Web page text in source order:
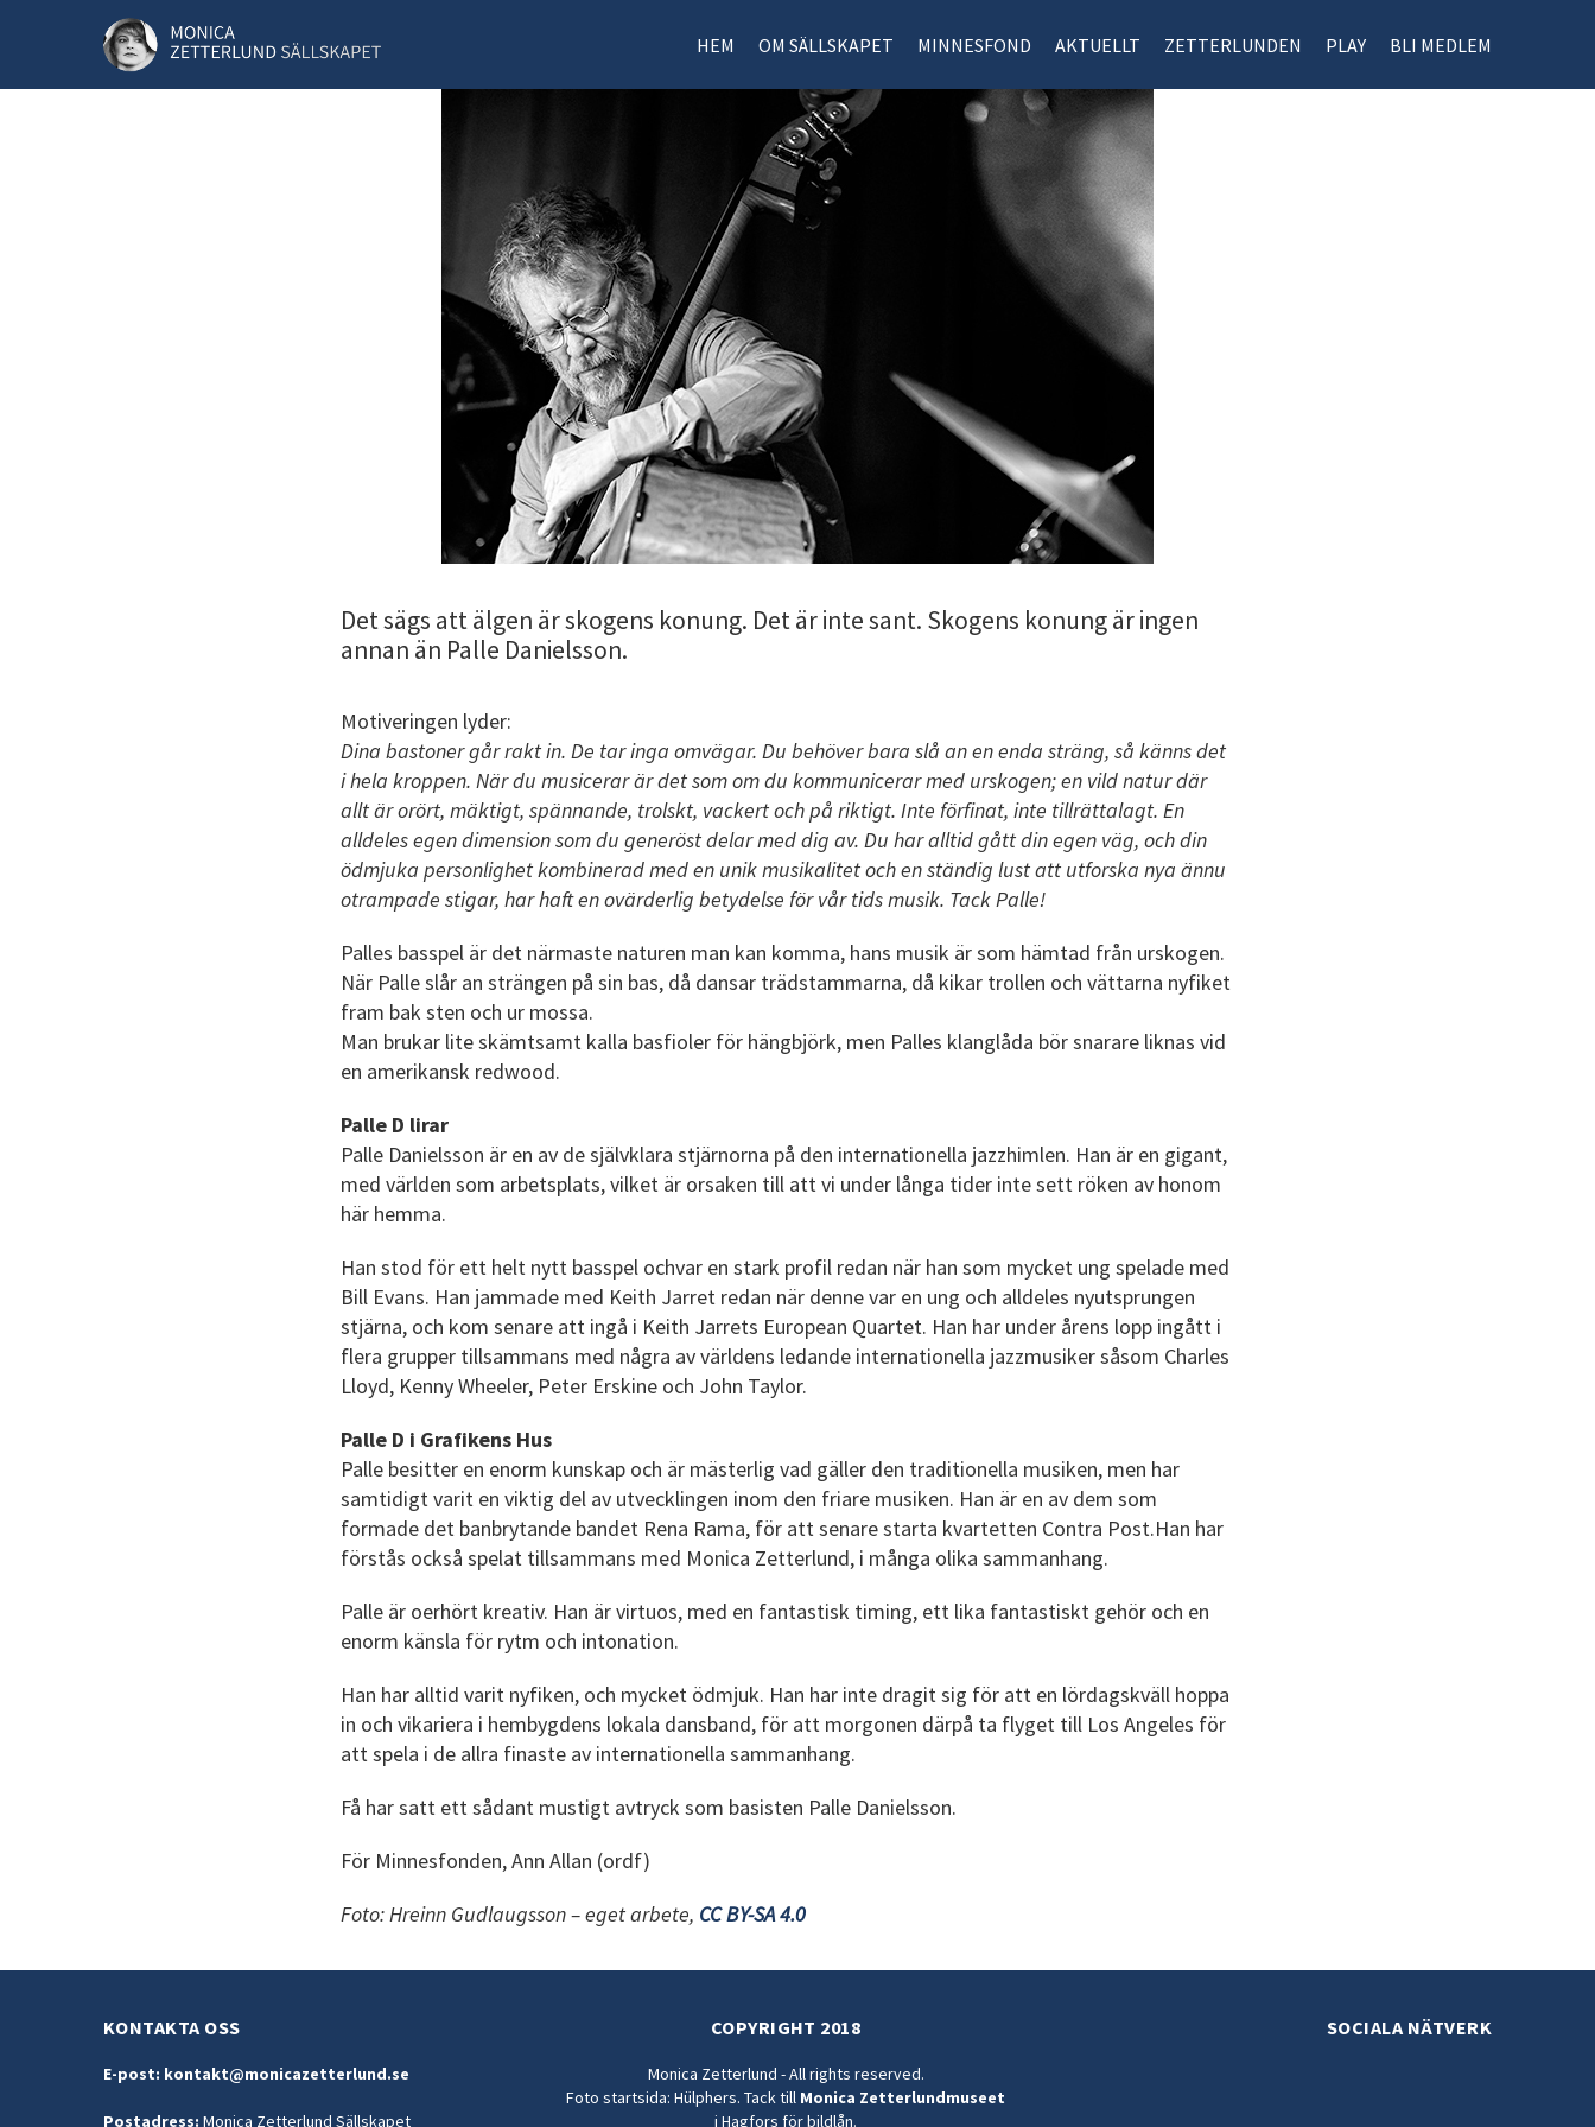
HEM OM SÄLLSKAPET MINNESFOND AKTUELLT ZETTERLUNDEN PLAY BLI MEDLEM
Det sägs att älgen är skogens konung. Det är inte sant. Skogens konung är ingen
annan än Palle Danielsson.
Motiveringen lyder:
Dina bastoner går rakt in. De tar inga omvägar. Du behöver bara slå an en enda sträng, så känns det
i hela kroppen. När du musicerar är det som om du kommunicerar med urskogen; en vild natur där
allt är orört, mäktigt, spännande, trolskt, vackert och på riktigt. Inte förfinat, inte tillrättalagt. En
alldeles egen dimension som du generöst delar med dig av. Du har alltid gått din egen väg, och din
ödmjuka personlighet kombinerad med en unik musikalitet och en ständig lust att utforska nya ännu
otrampade stigar, har haft en ovärderlig betydelse för vår tids musik. Tack Palle!
Palles basspel är det närmaste naturen man kan komma, hans musik är som hämtad från urskogen.
När Palle slår an strängen på sin bas, då dansar trädstammarna, då kikar trollen och vättarna nyfiket
fram bak sten och ur mossa.
Man brukar lite skämtsamt kalla basfioler för hängbjörk, men Palles klanglåda bör snarare liknas vid
en amerikansk redwood.
Palle D lirar
Palle Danielsson är en av de självklara stjärnorna på den internationella jazzhimlen. Han är en gigant,
med världen som arbetsplats, vilket är orsaken till att vi under långa tider inte sett röken av honom
här hemma.
Han stod för ett helt nytt basspel ochvar en stark profil redan när han som mycket ung spelade med
Bill Evans. Han jammade med Keith Jarret redan när denne var en ung och alldeles nyutsprungen
stjärna, och kom senare att ingå i Keith Jarrets European Quartet. Han har under årens lopp ingått i
flera grupper tillsammans med några av världens ledande internationella jazzmusiker såsom Charles
Lloyd, Kenny Wheeler, Peter Erskine och John Taylor.
Palle D i Grafikens Hus
Palle besitter en enorm kunskap och är mästerlig vad gäller den traditionella musiken, men har
samtidigt varit en viktig del av utvecklingen inom den friare musiken. Han är en av dem som
formade det banbrytande bandet Rena Rama, för att senare starta kvartetten Contra Post.Han har
förstås också spelat tillsammans med Monica Zetterlund, i många olika sammanhang.
Palle är oerhört kreativ. Han är virtuos, med en fantastisk timing, ett lika fantastiskt gehör och en
enorm känsla för rytm och intonation.
Han har alltid varit nyfiken, och mycket ödmjuk. Han har inte dragit sig för att en lördagskväll hoppa
in och vikariera i hembygdens lokala dansband, för att morgonen därpå ta flyget till Los Angeles för
att spela i de allra finaste av internationella sammanhang.
Få har satt ett sådant mustigt avtryck som basisten Palle Danielsson.
För Minnesfonden, Ann Allan (ordf)
Foto: Hreinn Gudlaugsson – eget arbete, CC BY-SA 4.0
KONTAKTA OSS
E-post: kontakt@monicazetterlund.se
Postadress: Monica Zetterlund Sällskapet
COPYRIGHT 2018
Monica Zetterlund - All rights reserved.
Foto startsida: Hülphers. Tack till Monica Zetterlundmuseet
i Hagfors för bildlån.
SOCIALA NÄTVERK